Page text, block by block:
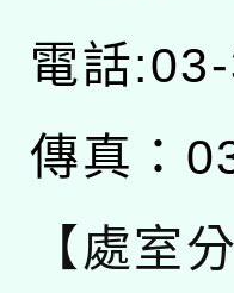
電話
傳真：
【處室